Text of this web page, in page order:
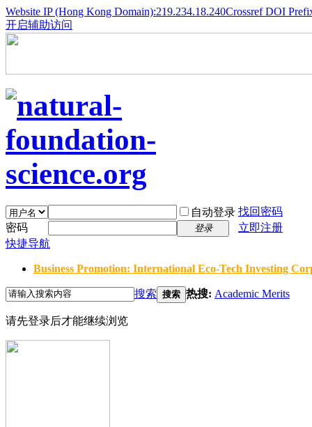
Website IP (Hong Kong Domain):219.234.18.240Crossref DOI
开启辅助访问
自动登录 找回密码
密码
登录
立即注册
快捷导航
Business Promotion: International Eco-Tech Investing
搜索 搜索 热搜: Academic Merits
请先登录后才能继续浏览